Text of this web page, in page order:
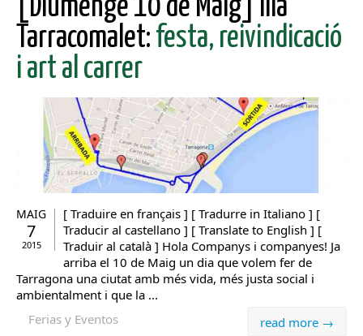
[Diumenge 10 de Maig] IIIa
Tarracomalet: festa, reivindicació
i art al carrer
MAIG
7
2015
[ Traduire en français ] [ Tradurre in Italiano ] [
Traducir al castellano ] [ Translate to English ] [
Traduir al català ] Hola Companys i companyes! Ja
arriba el 10 de Maig un dia que volem fer de
Tarragona una ciutat amb més vida, més justa social i
ambientalment i que la ...
read more →
Ferias y Eventos